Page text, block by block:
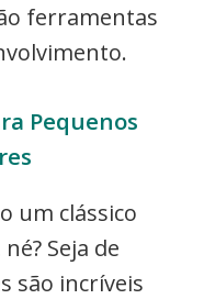
ferramentas
Pequenos
um clássico
Seja de
são incríveis